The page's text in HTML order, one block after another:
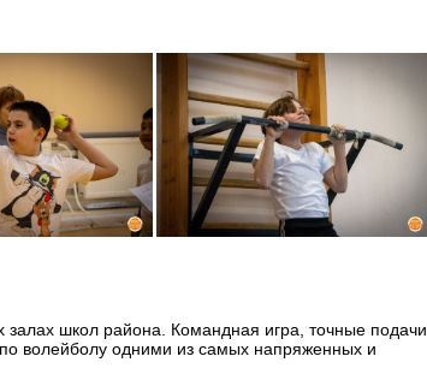
школ района. Командная игра, точные подачи
волейболу одними из самых напряженных и